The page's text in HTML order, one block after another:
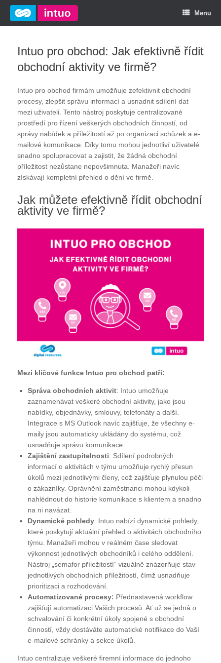
Menu
Intuo pro obchod: Jak efektivně řídit
obchodní aktivity ve firmě?
Intuo pro obchod firmám umožňuje zefektivnit obchodní
procesy, zlepšit správu informací a usnadnit sdílení dat
mezi uživateli. Tento nástroj poskytuje centralizované
prostředí pro řízení veškerých obchodních činností, od
správy nabídek a příležitostí až po organizaci schůzek a e-
mailové komunikace. Díky tomu mohou jednotliví uživatelé
snadno spolupracovat a zajistit, že žádná obchodní
příležitost nezůstane nepovšimnuta. Manažeři navíc
získávají kompletní přehled o dění ve firmě.
Jak můžete efektivně řídit obchodní
aktivity ve firmě?
Mezi klíčové funkce Intuo pro obchod patří:
Správa obchodních aktivit: Intuo umožňuje
zaznamenávat veškeré obchodní aktivity, jako jsou
nabídky, objednávky, smlouvy, telefonáty a další.
Integrace s MS Outlook navíc zajišťuje, že všechny e-
maily jsou automaticky ukládány do systému, což
usnadňuje správu komunikace.
Zajištění zastupitelnosti: Sdílení podrobných
informací o aktivitách v týmu umožňuje rychlý přesun
úkolů mezi jednotlivými členy, což zajišťuje plynulou péči
o zákazníky. Oprávnění zaměstnanci mohou kdykoli
nahlédnout do historie komunikace s klientem a snadno
na ni navázat.
Dynamické pohledy: Intuo nabízí dynamické pohledy,
které poskytují aktuální přehled o aktivitách obchodního
týmu. Manažeři mohou v reálném čase sledovat
výkonnost jednotlivých obchodníků i celého oddělení.
Nástroj „semafor příležitostí“ vizuálně znázorňuje stav
jednotlivých obchodních příležitostí, čímž usnadňuje
prioritizaci a rozhodování.
Automatizované procesy: Přednastavená workflow
zajišťují automatizaci Vašich procesů. Ať už se jedná o
schvalování či konkrétní úkoly spojené s obchodní
činností, vždy dostáváte automatické notifikace do Vaší
e-mailové schránky a sekce úkolů.
Intuo centralizuje veškeré firemní informace do jednoho